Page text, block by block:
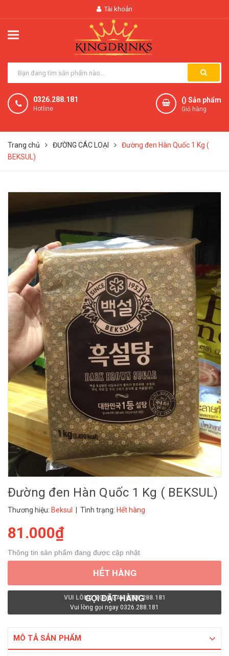
Tài khoản
0326.288.181
Hotline
() Sản phẩm
Giỏ hàng
Trang chủ ĐƯỜNG CÁC LOẠI
Đường đen Hàn Quốc 1 Kg (
BEKSUL)
Đường đen Hàn Quốc 1 Kg ( BEKSUL)
Thương hiệu: Beksul | Tình trạng: Hết hàng
81.000₫
Thông tin sản phẩm đang được cập nhật
HẾT HÀNG
VUI LÒNG GỌI NGAY 0326.288.181
GỌI ĐẶT HÀNG
Vui lòng gọi ngay 0326.288.181
MÔ TẢ SẢN PHẨM